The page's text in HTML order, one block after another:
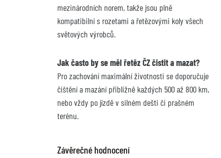
mezinárodních norem, takže jsou plně
kompatibilní s rozetami a řetězovými koly všech
světových výrobců.
Jak často by se měl řetěz ČZ čistit a mazat?
Pro zachování maximální životnosti se doporučuje
čištění a mazání přibližně každých 500 až 800 km,
nebo vždy po jízdě v silném dešti či prašném
terénu.
Závěrečné hodnocení